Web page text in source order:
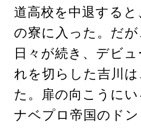
道高校を中退する
の寮に入った。だ
日々が続き、デビ
れを切らした吉川
た。扉の向こうに
ナベプロ帝国のド